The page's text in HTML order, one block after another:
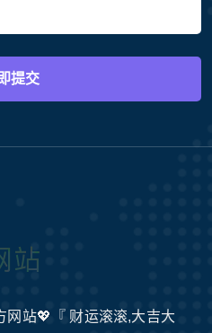
提交
网站💖『 财运滚滚,大吉大